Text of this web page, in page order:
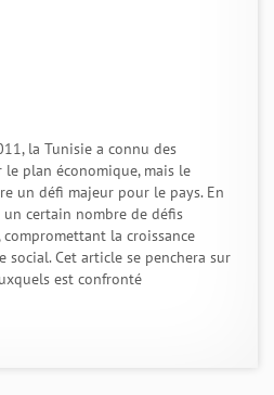
la Tunisie a connu des
plan économique, mais le
un défi majeur pour le pays. En
certain nombre de défis
la croissance
Cet article se penchera sur
est confronté